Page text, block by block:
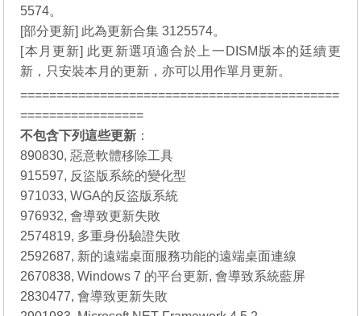
5574。
[部分更新] 此為更新合集 3125574。
[本月更新] 此更新選項適合於上一DISM版本的廷續更
新，只安裝本月的更新，亦可以用作單月更新。
============================================
=================
不包含下列這些更新 ：
890830, 惡意軟體移除工具
915597, 反盜版系統的變化型
971033, WGA的反盜版系統
976932, 會導致更新失敗
2574819, 多重身份驗證失敗
2592687, 新的遠端桌面服務功能的遠端桌面連線
2670838, Windows 7 的平台更新, 會導致系統藍屏
2830477, 會導致更新失敗